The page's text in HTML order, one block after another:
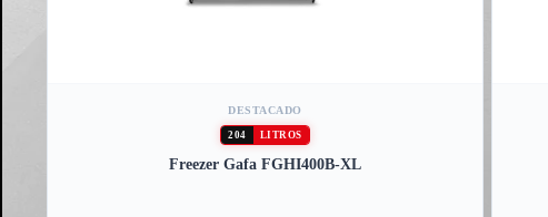
DESTACADO
204 LITROS
Freezer Gafa FGHI400B-XL